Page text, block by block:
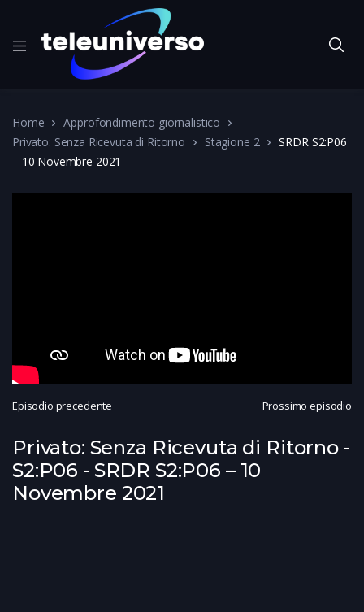
Home
Approfondimento giornalistico
Privato: Senza Ricevuta di Ritorno
Stagione 2
SRDR S2:P06
– 10 Novembre 2021
Episodio precedente Prossimo episodio
Privato: Senza Ricevuta di Ritorno -
S2:P06 - SRDR S2:P06 – 10
Novembre 2021